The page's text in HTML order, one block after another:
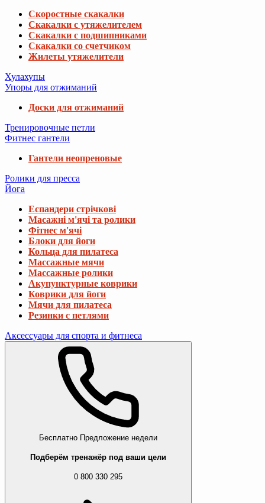
Скоростные скакалки
Скакалки с утяжелителем
Скакалки с подшипниками
Скакалки со счетчиком
Жилеты утяжелители
Хулахупы
Упоры для отжиманий
Доски для отжиманий
Тренировочные петли
Фитнес гантели
Гантели неопреновые
Ролики для пресса
Йога
Еспандери стрічкові
Масажні м'ячі та ролики
Фітнес м'ячі
Блоки для йоги
Кольца для пилатеса
Массажные мячи
Массажные ролики
Акупунктурные коврики
Коврики для йоги
Мячи для пилатеса
Резинки с петлями
Аксессуары для спорта и фитнеса
Бесплатно Предложение недели
Подберём тренажёр под ваши цели
0 800 330 295